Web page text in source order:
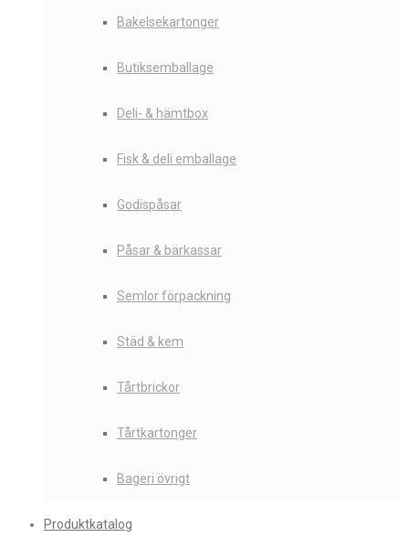
Bakelsekartonger
Butiksemballage
Deli- & hämtbox
Fisk & deli emballage
Godispåsar
Påsar & bärkassar
Semlor förpackning
Städ & kem
Tårtbrickor
Tårtkartonger
Bageri övrigt
Produktkatalog